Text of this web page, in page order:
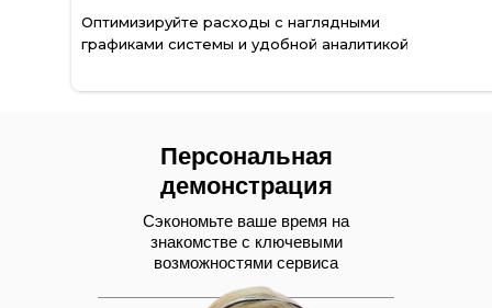
Оптимизируйте расходы с наглядными
графиками системы и удобной аналитикой
Персональная
демонстрация
Сэкономьте ваше время на
знакомстве с ключевыми
возможностями сервиса